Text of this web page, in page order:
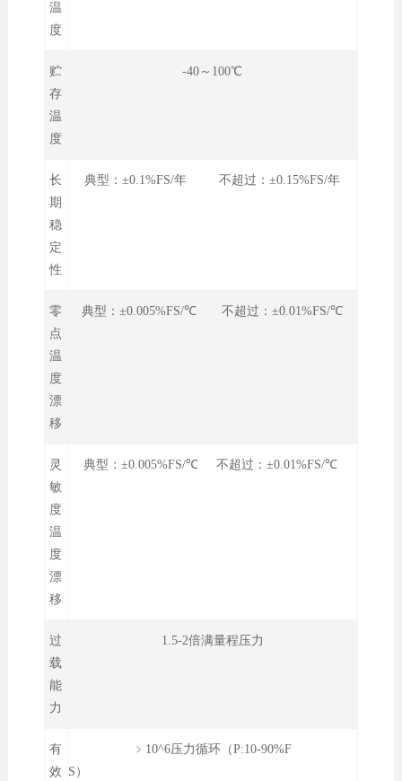
温
度
贮
存
温
度
-40～100℃
长
期
稳
定
性
典型：±0.1%FS/年 不超过：±0.15%FS/年
零
点
温
度
漂
移
典型：±0.005%FS/℃ 不超过：±0.01%FS/℃
灵
敏
度
温
度
漂
移
典型：±0.005%FS/℃ 不超过：±0.01%FS/℃
过
载
能
力
1.5-2倍满量程压力
有
效
﹥10^6压力循环（P:10-90%F
S）